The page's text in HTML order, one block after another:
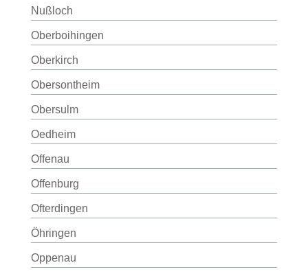
Nußloch
Oberboihingen
Oberkirch
Obersontheim
Obersulm
Oedheim
Offenau
Offenburg
Ofterdingen
Öhringen
Oppenau